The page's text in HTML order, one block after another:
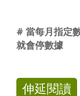
# 當每月指定
就會停數據
伸延閱讀